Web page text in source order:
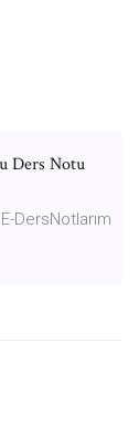
Ders Notu
DersNotlarım